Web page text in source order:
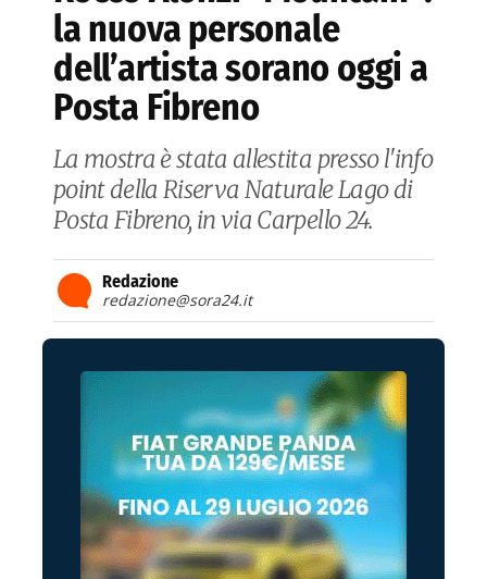
la nuova personale
dell’artista sorano oggi a
Posta Fibreno
La mostra è stata allestita presso l'info
point della Riserva Naturale Lago di
Posta Fibreno, in via Carpello 24.
Redazione
redazione@sora24.it